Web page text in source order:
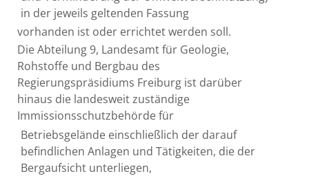
in der jeweils geltenden Fassung
vorhanden ist oder errichtet werden soll.
Die Abteilung 9, Landesamt für Geologie,
Rohstoffe und Bergbau des
Regierungspräsidiums Freiburg ist darüber
hinaus die landesweit zuständige
Immissionsschutzbehörde für
Betriebsgelände einschließlich der darauf
befindlichen Anlagen und Tätigkeiten, die der
Bergaufsicht unterliegen,